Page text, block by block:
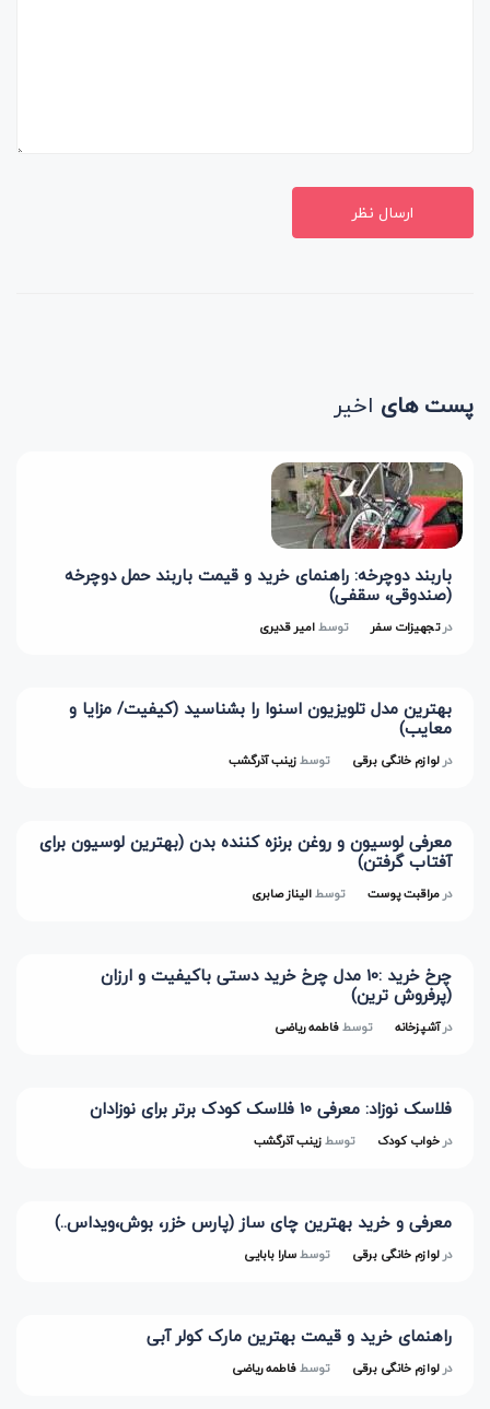
ارسال نظر
پست های اخیر
باربند دوچرخه: راهنمای خرید و قیمت باربند حمل دوچرخه
(صندوقی، سقفی)
درتجهیزات سفر توسطامیر قدیری
بهترین مدل تلویزیون اسنوا را بشناسید (کیفیت/ مزایا و
معایب)
درلوازم خانگی برقی توسطزینب آذرگشب
معرفی لوسیون و روغن برنزه کننده بدن (بهترین لوسیون برای
آفتاب گرفتن)
درمراقبت پوست توسطالیناز صابری
چرخ خرید :10 مدل چرخ خرید دستی باکیفیت و ارزان
(پرفروش ترین)
درآشپزخانه توسطفاطمه ریاضی
فلاسک نوزاد: معرفی 10 فلاسک کودک برتر برای نوزادان
درخواب کودک توسطزینب آذرگشب
معرفی و خرید بهترین چای ساز (پارس خزر، بوش،ویداس..)
درلوازم خانگی برقی توسطسارا بابایی
راهنمای خرید و قیمت بهترین مارک کولر آبی
درلوازم خانگی برقی توسطفاطمه ریاضی